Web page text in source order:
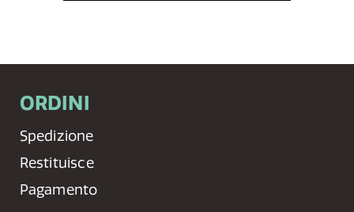
ORDINI
Spedizione
Restituisce
Pagamento